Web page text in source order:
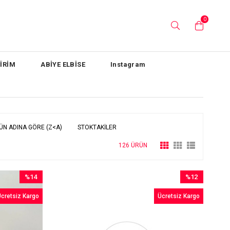
0
ABİYE ELBİSE Instagram
ADINA GÖRE (Z<A) STOKTAKILER
126 ÜRÜN
%14
İndirim
%14İndirim
Kargo
%12
İndirim
%12İndirim
Ücretsiz Kargo